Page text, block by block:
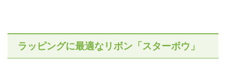
ラッピングに最適なリボン「スターボウ」